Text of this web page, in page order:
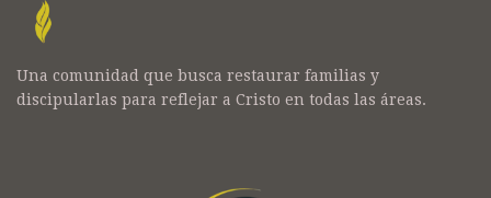
Una comunidad que busca restaurar familias y
discipularlas para reflejar a Cristo en todas las áreas.